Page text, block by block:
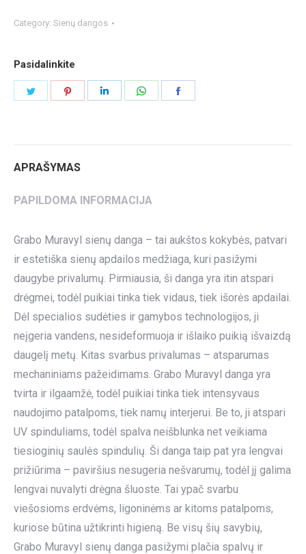
Category: Sienų dangos
Pasidalinkite
APRAŠYMAS
PAPILDOMA INFORMACIJA
Grabo Muravyl sienų danga – tai aukštos kokybės, patvari
ir estetiška sienų apdailos medžiaga, kuri pasižymi
daugybe privalumų. Pirmiausia, ši danga yra itin atspari
drėgmei, todėl puikiai tinka tiek vidaus, tiek išorės apdailai.
Dėl specialios sudėties ir gamybos technologijos, ji
neįgeria vandens, nesideformuoja ir išlaiko puikią išvaizdą
daugelį metų. Kitas svarbus privalumas – atsparumas
mechaniniams pažeidimams. Grabo Muravyl danga yra
tvirta ir ilgaamžė, todėl puikiai tinka tiek intensyvaus
naudojimo patalpoms, tiek namų interjerui. Be to, ji atspari
UV spinduliams, todėl spalva neišblunka net veikiama
tiesioginių saulės spindulių. Ši danga taip pat yra lengvai
prižiūrima – paviršius nesugeria nešvarumų, todėl jį galima
lengvai nuvalyti drėgna šluoste. Tai ypač svarbu
viešosioms erdvėms, ligoninėms ar kitoms patalpoms,
kuriose būtina užtikrinti higieną. Be visų šių savybių,
Grabo Muravyl sienų danga pasižymi plačia spalvų ir